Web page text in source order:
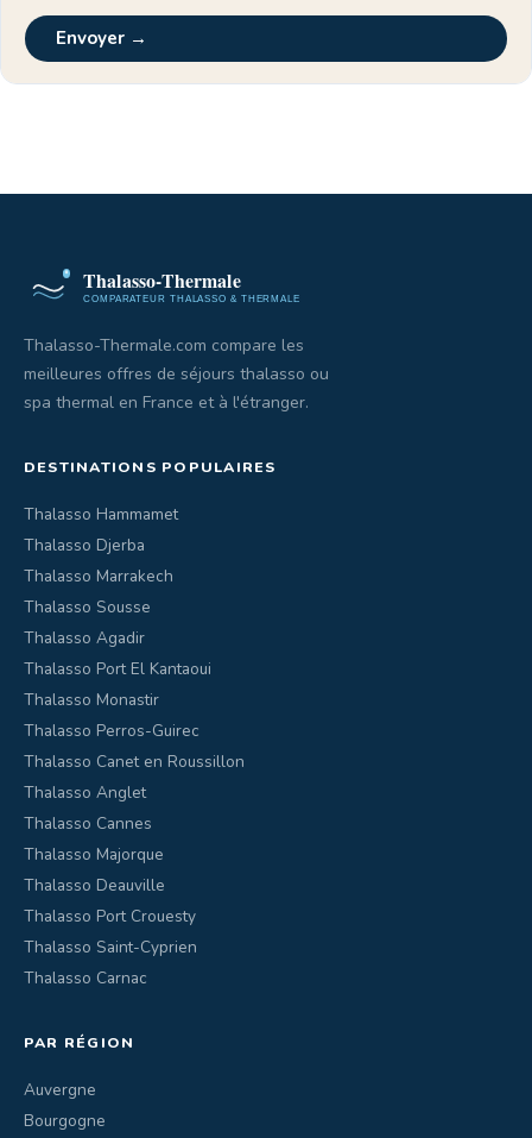
Envoyer →
Thalasso-Thermale.com compare les
meilleures offres de séjours thalasso ou
spa thermal en France et à l'étranger.
DESTINATIONS POPULAIRES
Thalasso Hammamet
Thalasso Djerba
Thalasso Marrakech
Thalasso Sousse
Thalasso Agadir
Thalasso Port El Kantaoui
Thalasso Monastir
Thalasso Perros-Guirec
Thalasso Canet en Roussillon
Thalasso Anglet
Thalasso Cannes
Thalasso Majorque
Thalasso Deauville
Thalasso Port Crouesty
Thalasso Saint-Cyprien
Thalasso Carnac
PAR RÉGION
Auvergne
Bourgogne